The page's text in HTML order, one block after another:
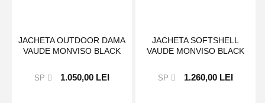
JACHETA OUTDOOR DAMA
VAUDE MONVISO BLACK
SP 1.050,00 LEI
JACHETA SOFTSHELL
VAUDE MONVISO BLACK
SP 1.260,00 LEI